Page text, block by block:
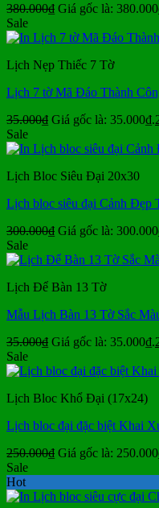
380.000₫ Giá gốc là:
Sale
Lịch Nẹp Thiếc 7 Tờ
Lịch 7 tờ Mã Đáo Thành
35.000₫ Giá gốc là: 35.000₫.
Sale
Lịch Bloc Siêu Đại 20x30
Lịch bloc siêu đại Cảnh Đẹp
300.000₫ Giá gốc là:
Sale
Lịch Để Bàn 13 Tờ
Mẫu Lịch Bàn 13 Tờ Sắc
35.000₫ Giá gốc là: 35.000₫.
Sale
Lịch Bloc Khổ Đại (17x24)
Lịch bloc đại đặc biệt Khai
250.000₫ Giá gốc là:
Sale
Hot